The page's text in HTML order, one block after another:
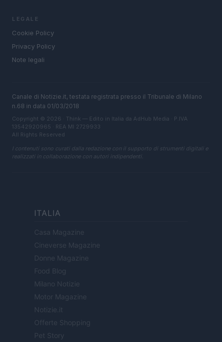
LEGALE
Cookie Policy
Privacy Policy
Note legali
Canale di Notizie.it, testata registrata presso il Tribunale di Milano
n.68 in data 01/03/2018
Copyright © 2026 · Think — Edito in Italia da AdHub Media · P.IVA
13542920965 · REA MI 2729933
All Rights Reserved
I contenuti sono curati dalla redazione con il supporto di strumenti digitali e
realizzati in collaborazione con autori indipendenti.
ITALIA
Casa Magazine
Cineverse Magazine
Donne Magazine
Food Blog
Milano Notizie
Motor Magazine
Notizie.it
Offerte Shopping
Pet Story